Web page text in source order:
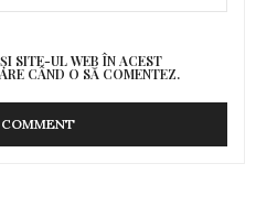
SITE-UL WEB ÎN ACEST
CÂND O SĂ COMENTEZ.